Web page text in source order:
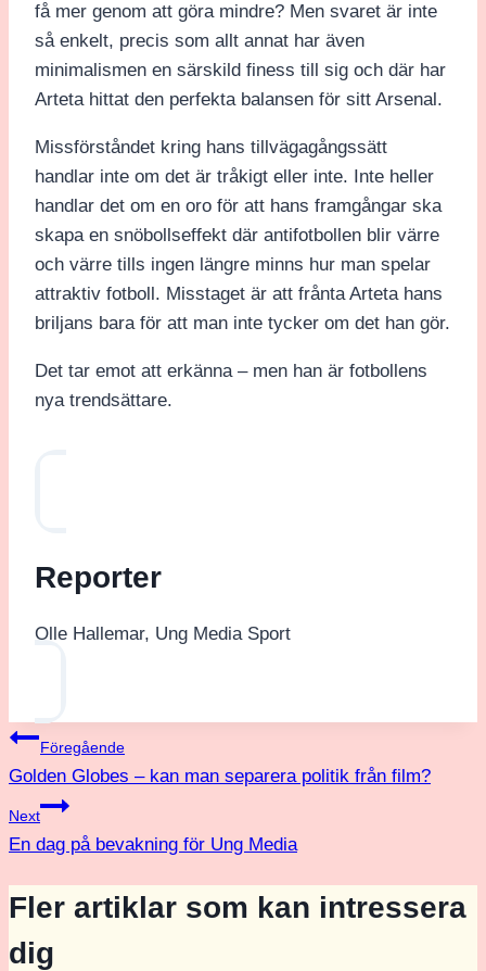
få mer genom att göra mindre? Men svaret är inte
så enkelt, precis som allt annat har även
minimalismen en särskild finess till sig och där har
Arteta hittat den perfekta balansen för sitt Arsenal.
Missförståndet kring hans tillvägagångssätt
handlar inte om det är tråkigt eller inte. Inte heller
handlar det om en oro för att hans framgångar ska
skapa en snöbollseffekt där antifotbollen blir värre
och värre tills ingen längre minns hur man spelar
attraktiv fotboll. Misstaget är att frånta Arteta hans
briljans bara för att man inte tycker om det han gör.
Det tar emot att erkänna – men han är fotbollens
nya trendsättare.
Reporter
Olle Hallemar, Ung Media Sport
Inläggsnavigering
Föregående
Golden Globes – kan man separera politik från film?
Next
En dag på bevakning för Ung Media
Fler artiklar som kan intressera
dig